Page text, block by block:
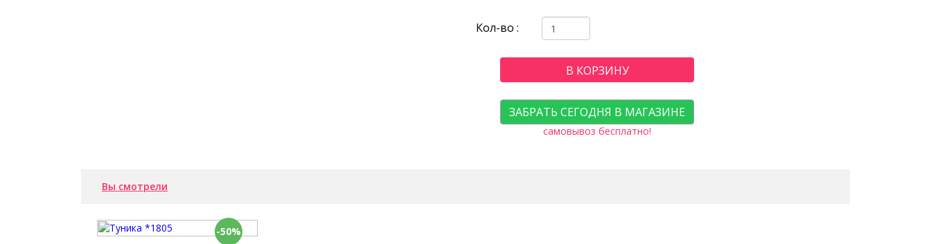
Кол-во :
В КОРЗИНУ
ЗАБРАТЬ СЕГОДНЯ В МАГАЗИНЕ
самовывоз бесплатно!
Вы смотрели
-50%